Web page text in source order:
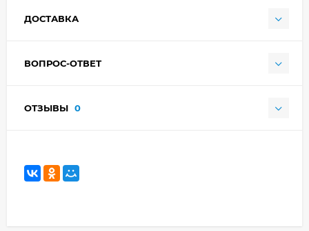
ДОСТАВКА
ВОПРОС-ОТВЕТ
ОТЗЫВЫ 0